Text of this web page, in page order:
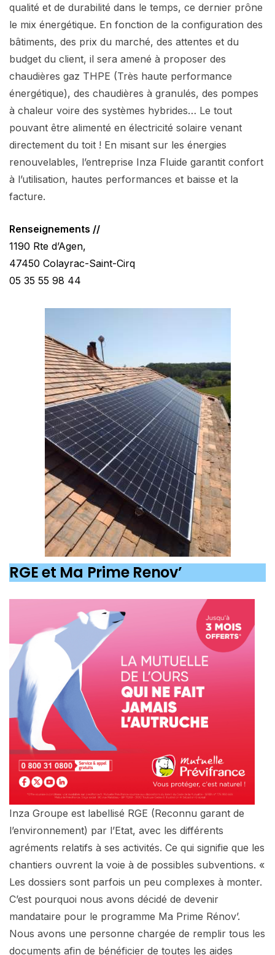
qualité et de durabilité dans le temps, ce dernier prône
le mix énergétique. En fonction de la configuration des
bâtiments, des prix du marché, des attentes et du
budget du client, il sera amené à proposer des
chaudières gaz THPE (Très haute performance
énergétique), des chaudières à granulés, des pompes
à chaleur voire des systèmes hybrides… Le tout
pouvant être alimenté en électricité solaire venant
directement du toit ! En misant sur les énergies
renouvelables, l’entreprise Inza Fluide garantit confort
à l’utilisation, hautes performances et baisse et la
facture.
Renseignements //
1190 Rte d’Agen,
47450 Colayrac-Saint-Cirq
05 35 55 98 44
RGE et Ma Prime Renov’
Inza Groupe est labellisé RGE (Reconnu garant de
l’environnement) par l’Etat, avec les différents
agréments relatifs à ses activités. Ce qui signifie que les
chantiers ouvrent la voie à de possibles subventions. «
Les dossiers sont parfois un peu complexes à monter.
C’est pourquoi nous avons décidé de devenir
mandataire pour le programme Ma Prime Rénov’.
Nous avons une personne chargée de remplir tous les
documents afin de bénéficier de toutes les aides